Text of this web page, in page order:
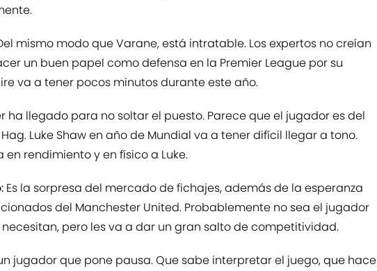
mismo modo que Varane, está intratable. Los expertos no creían
un buen papel como defensa en la Premier League por su
va a tener pocos minutos durante este año.
ha llegado para no soltar el puesto. Parece que el jugador es del
Luke Shaw en año de Mundial va a tener difícil llegar a tono.
en rendimiento y en físico a Luke.
Es la sorpresa del mercado de fichajes, además de la esperanza
del Manchester United. Probablemente no sea el jugador
pero les va a dar un gran salto de competitividad.
jugador que pone pausa. Que sabe interpretar el juego, que hace